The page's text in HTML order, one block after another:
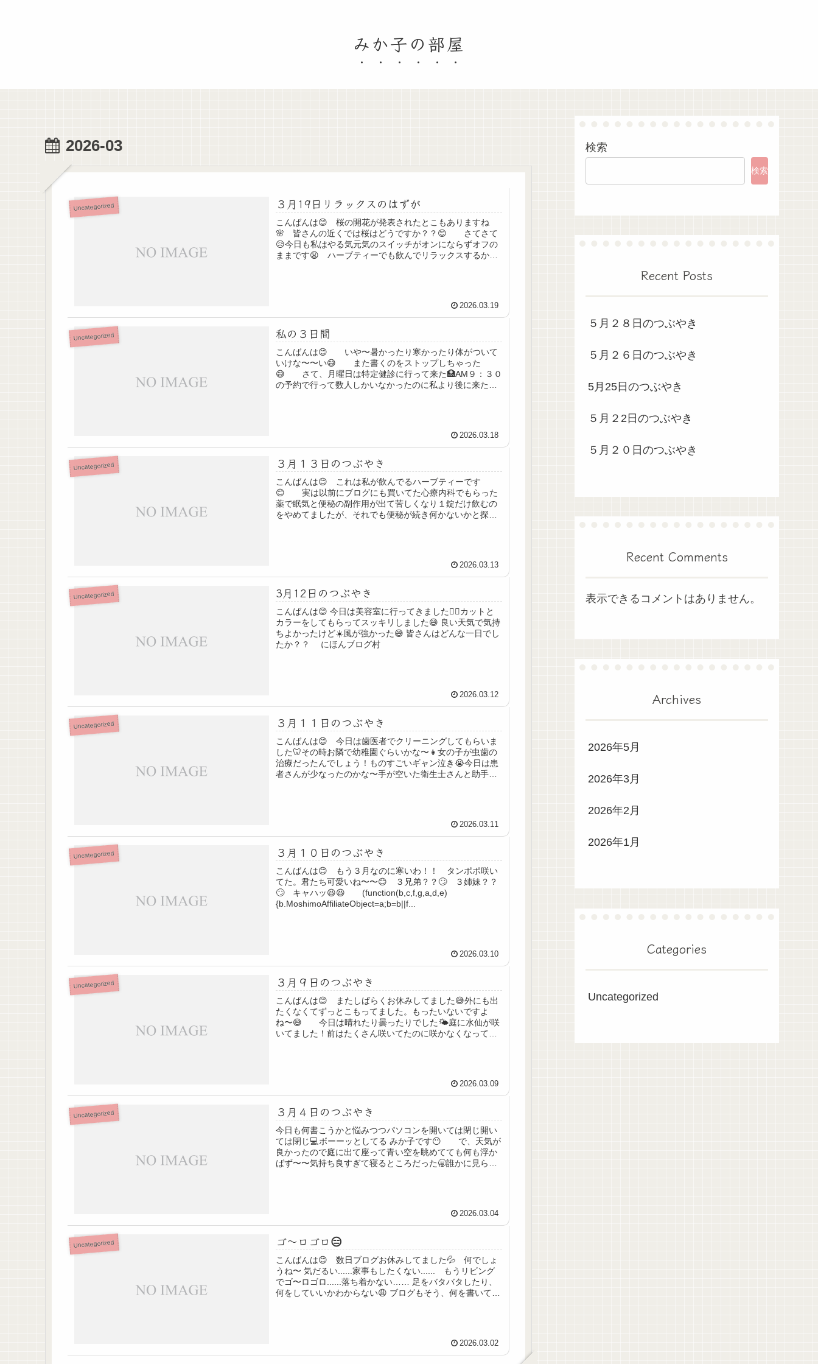
みか子の部屋
2026-03
Uncategorized ３月19日リラックスのはずが
こんばんは😊 桜の開花が発表されたとこもありますね
🌸 皆さんの近くでは桜はどうですか？？😊 さてさて
😥今日も私はやる気元気のスイッチがオンにならずオフの
ままです😩 ハーブティーでも飲んでリラックスするかと
2026.03.19
Uncategorized 私の３日間
こんばんは😊 いや〜暑かったり寒かったり体がついて
いけな〜〜い😅 また書くのをストップしちゃった
😅 さて、月曜日は特定健診に行って来た🏥AM９：３０
の予約で行って数人しかいなかったのに私より後に来た人
2026.03.18
Uncategorized ３月１３日のつぶやき
こんばんは😊 これは私が飲んでるハーブティーです
😊 実は以前にブログにも買いてた心療内科でもらった
薬で眠気と便秘の副作用が出て苦しくなり１錠だけ飲むの
をやめてましたが、それでも便秘が続き何かないかと探し
2026.03.13
Uncategorized 3月12日のつぶやき
こんばんは😊 今日は美容室に行ってきました💇‍♀️カットと
カラーをしてもらってスッキリしました😄 良い天気で気持
ちよかったけど☀️風が強かった😅 皆さんはどんな一日でし
たか？？ にほんブログ村
2026.03.12
Uncategorized ３月１１日のつぶやき
こんばんは😊 今日は歯医者でクリーニングしてもらいま
した🦷その時お隣で幼稚園ぐらいかな〜👧女の子が虫歯の
治療だったんでしょう！ものすごいギャン泣き😭今日は患
者さんが少なったのかな〜手が空いた衛生士さんと助手さ
2026.03.11
Uncategorized ３月１０日のつぶやき
こんばんは😊 もう３月なのに寒いわ！！ タンポポ咲い
てた。君たち可愛いね〜〜😊 ３兄弟？？🙄 ３姉妹？？
🙄 キャハッ😆😆 (function(b,c,f,g,a,d,e)
{b.MoshimoAffiliateObject=a;b=b||f...
2026.03.10
Uncategorized ３月９日のつぶやき
こんばんは😊 またしばらくお休みしてました😅外にも出
たくなくてずっとこもってました。もったいないですよ
ね〜😅 今日は晴れたり曇ったりでした🌤️庭に水仙が咲
いてました！前はたくさん咲いてたのに咲かなくなって寂
2026.03.09
Uncategorized ３月４日のつぶやき
今日も何書こうかと悩みつつパソコンを開いては閉じ開い
ては閉じ💻ボーーッとしてる みか子です😶 で、天気が
良かったので庭に出て座って青い空を眺めてても何も浮か
ばず〜〜気持ち良すぎて寝るところだった🥱誰かに見られ
2026.03.04
Uncategorized ゴ〜ロゴロ😑
こんばんは😊 数日ブログお休みしてました💦 何でしょ
うね〜 気だるい......家事もしたくない...... もうリビング
でゴ〜ロゴロ......落ち着かない…… 足をバタバタしたり、
何をしていいかわからない😩 ブログもそう、何を書いてい
2026.03.02
検索
検索
Recent Posts
５月２８日のつぶやき
５月２６日のつぶやき
5月25日のつぶやき
５月２2日のつぶやき
５月２０日のつぶやき
Recent Comments
表示できるコメントはありません。
Archives
2026年5月
2026年3月
2026年2月
2026年1月
Categories
Uncategorized